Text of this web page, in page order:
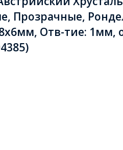
Прозрачные,
Отв-тие: 1мм,